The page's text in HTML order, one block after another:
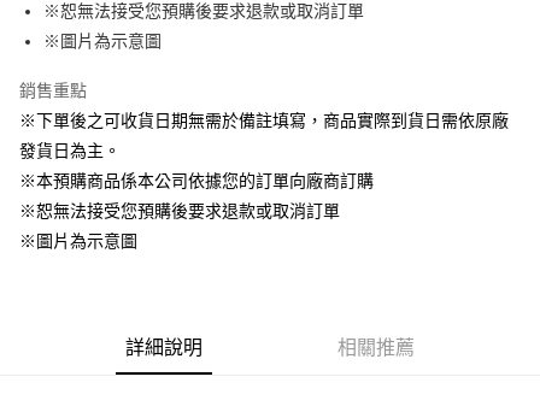
貨到付款
運送方式
全家取貨付款
每筆NT$65，滿NT$1,300(含以上)免運費
付款後全家取貨
每筆NT$65，滿NT$1,300(含以上)免運費
※恕無法接受您預購後要求退款或取消訂單
※圖片為示意圖
銷售重點
※下單後之可收貨日期無需於備註填寫，商品實際到貨日需依原廠
發貨日為主。
※本預購商品係本公司依據您的訂單向廠商訂購
※恕無法接受您預購後要求退款或取消訂單
※圖片為示意圖
詳細說明 相關推薦